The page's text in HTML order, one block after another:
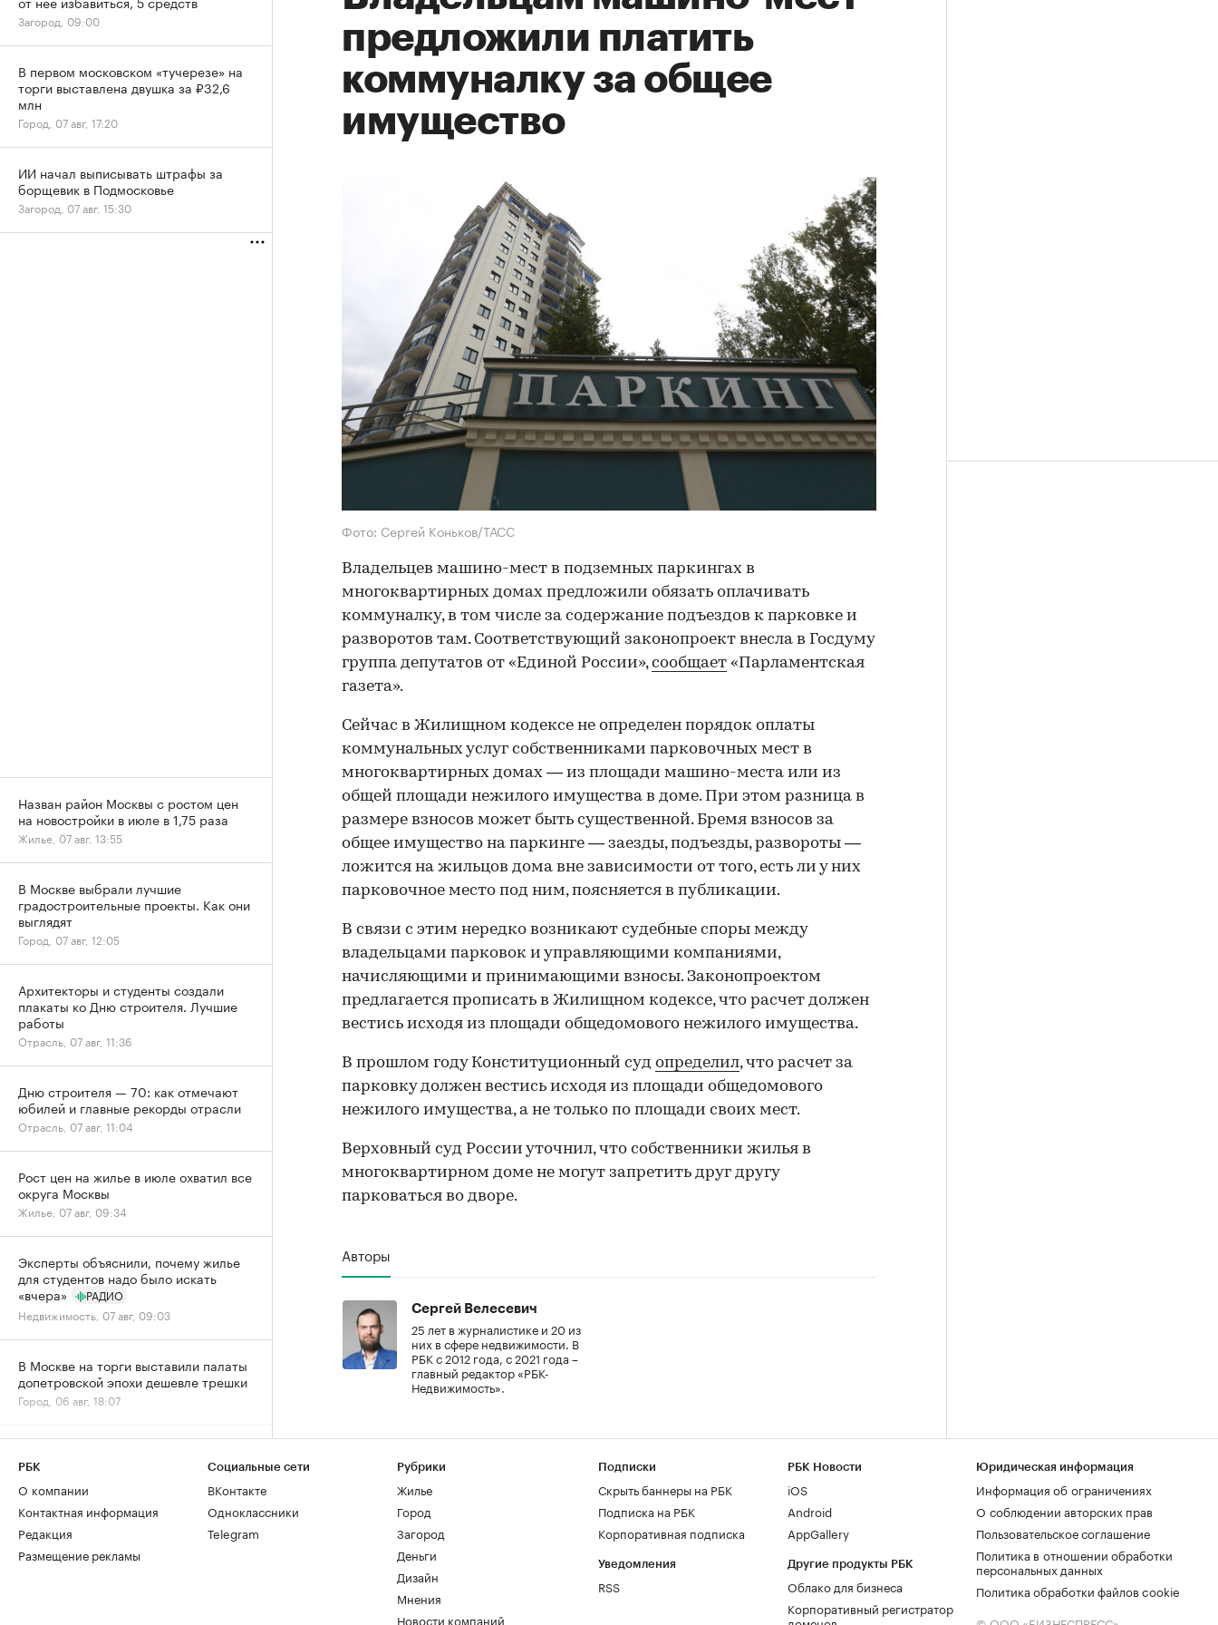
предложили платить
коммуналку за общее
имущество
Фото: Сергей Коньков/ТАСС
Владельцев машино-мест в подземных паркингах в
многоквартирных домах предложили обязать оплачивать
коммуналку, в том числе за содержание подъездов к парковке и
разворотов там. Соответствующий законопроект внесла в Госдуму
группа депутатов от «Единой России»,сообщает «Парламентская
газета».
Сейчас в Жилищном кодексе не определен порядок оплаты
коммунальных услуг собственниками парковочных мест в
многоквартирных домах — из площади машино-места или из
общей площади нежилого имущества в доме. При этом разница в
размере взносов может быть существенной. Бремя взносов за
общее имущество на паркинге — заезды, подъезды, развороты —
ложится на жильцов дома вне зависимости от того, есть ли у них
парковочное место под ним, поясняется в публикации.
В связи с этим нередко возникают судебные споры между
владельцами парковок и управляющими компаниями,
начисляющими и принимающими взносы. Законопроектом
предлагается прописать в Жилищном кодексе, что расчет должен
вестись исходя из площади общедомового нежилого имущества.
В прошлом году Конституционный суд определил, что расчет за
парковку должен вестись исходя из площади общедомового
нежилого имущества, а не только по площади своих мест.
Верховный суд России уточнил, что собственники жилья в
многоквартирном доме не могут запретить друг другу
парковаться во дворе.
Авторы
Сергей Велесевич
25 лет в журналистике и 20 из
них в сфере недвижимости. В
РБК с 2012 года, с 2021 года –
главный редактор «РБК-
Недвижимость».
Загород, 09:00
В первом московском «тучерезе» на
торги выставлена двушка за ₽32,6
млн
Город, 07 авг, 17:20
ИИ начал выписывать штрафы за
борщевик в Подмосковье
Загород, 07 авг, 15:30
Назван район Москвы с ростом цен
на новостройки в июле в 1,75 раза
Жилье, 07 авг, 13:55
В Москве выбрали лучшие
градостроительные проекты. Как они
выглядят
Город, 07 авг, 12:05
Архитекторы и студенты создали
плакаты ко Дню строителя. Лучшие
работы
Отрасль, 07 авг, 11:36
Дню строителя — 70: как отмечают
юбилей и главные рекорды отрасли
Отрасль, 07 авг, 11:04
Рост цен на жилье в июле охватил все
округа Москвы
Жилье, 07 авг, 09:34
Эксперты объяснили, почему жилье
для студентов надо было искать
«вчера»
РАДИО
Недвижимость, 07 авг, 09:03
В Москве на торги выставили палаты
допетровской эпохи дешевле трешки
Город, 06 авг, 18:07
пять лет темпе строительства метро
Город, 06 авг, 15:52
Спрос на новостройки Москвы и
области снизился за год почти на
РБК
О компании
Контактная информация
Редакция
Размещение рекламы
Социальные сети
ВКонтакте
Одноклассники
Telegram
Рубрики
Жилье
Город
Загород
Деньги
Дизайн
Мнения
Новости компаний
Подписки
Скрыть баннеры на РБК
Подписка на РБК
Корпоративная подписка
Уведомления
RSS
РБК Новости
iOS
Android
AppGallery
Другие продукты РБК
Облако для бизнеса
Корпоративный регистратор
Юридическая информация
Информация об ограничениях
О соблюдении авторских прав
Пользовательское соглашение
Политика в отношении обработки
персональных данных
Политика обработки файлов cookie